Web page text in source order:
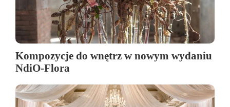
Kompozycje do wnętrz w nowym wydaniu
NdiO-Flora